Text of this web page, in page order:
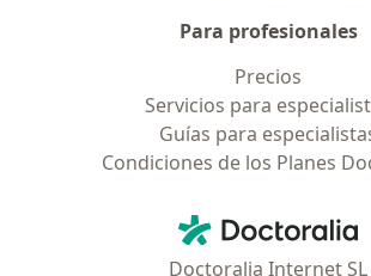
Para profesionales
Precios
Servicios para
Guías para
Condiciones de los Planes
Doctoralia -
Doctoralia Internet SL